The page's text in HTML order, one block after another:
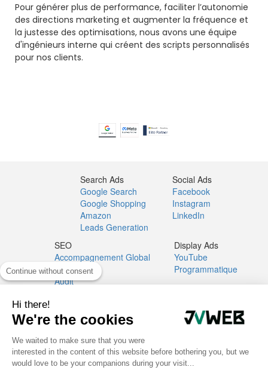
Continue without consent
Hi there!
We're the cookies
We waited to make sure that you were
interested in the content of this website before bothering you, but we
would love to be your companions during your visit...
Pour générer plus de performance, faciliter l’autonomie
des directions marketing et augmenter la fréquence et
la justesse des optimisations, nous avons une équipe
d'ingénieurs interne qui créent des scripts personnalisés
pour nos clients.
Search Ads
Google Search
Google Shopping
Amazon
Leads Generation
Social Ads
Facebook
Instagram
LinkedIn
SEO
Accompagnement Global
Migration
Audit
Display Ads
YouTube
Programmatique
Créas Bannières & Vidéos
Créas Landing Pages